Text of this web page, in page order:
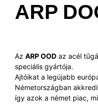
ARP
Az ARP OOD az acél
speciális gyártója.
Ajtóikat a legújabb
Németországban
így azok a német piac,